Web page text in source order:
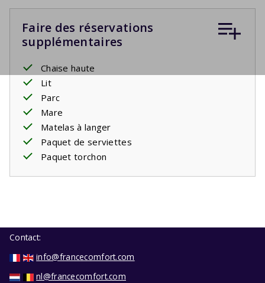
Faire des réservations
supplémentaires
Chaise haute
Lit
Parc
Mare
Matelas à langer
Paquet de serviettes
Paquet torchon
Contact:
info@francecomfort.com
nl@francecomfort.com